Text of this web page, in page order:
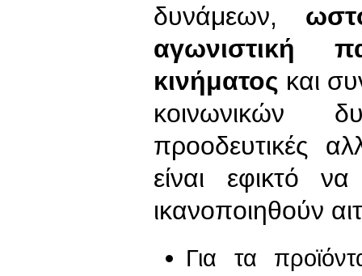
δυνάμεων,
αγωνιστική
κινήματος και
κοινωνικών
προοδευτικές
είναι εφικτό
ικανοποιηθούν
Για τα